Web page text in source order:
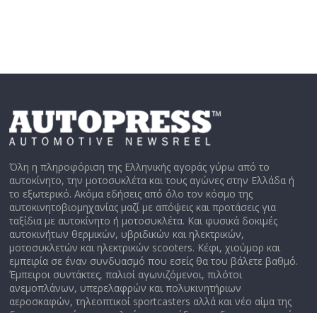
Όλη η πληροφόριση της Ελληνικής αγοράς γύρω από το
αυτοκίνητο, την μοτοσυκλέτα και τους αγώνες στην Ελλάδα ή
το εξωτερικό. Ακόμα εδήσεις από όλο τον κόσμο της
αυτοκινητοβιομηχανίας μαζί με απόψεις και προτάσεις για
ταξίδια με αυτοκίνητο ή μοτοσυκλέτα. Και φυσικά δοκιμές
αυτοκινήτων θερμικών, υβριδικών και ηλεκτρικών,
μοτοσυκλετών και ηλεκτρικών scooters. Κέφι, χιούμορ και
εμπειρία σε έναν συνδυασμό που εσείς θα του βάλετε βαθμό.
Έμπειροι συντάκτες, παλιοί αγωνιζόμενοι, πιλότοι
ανεμοπλάνων, υπερελαφρών και πολυκινητήριων
αεροσκαφών, τηλεοπτικοί sportcasters αλλά και νέο αίμα της